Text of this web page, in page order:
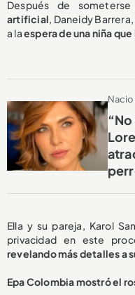
Después de
artificial, Daneidy
a laespera de una niña
Ella y su pareja, Karol
privacidad en este
revelando más detalles a
Epa Colombia mostró el